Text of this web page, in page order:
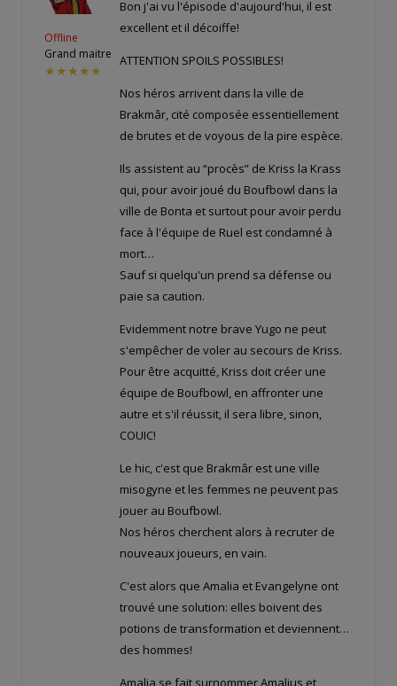
Offline
Grand maitre
★★★★★
Bon j'ai vu l'épisode d'aujourd'hui, il est
excellent et il décoiffe!
ATTENTION SPOILS POSSIBLES!
Nos héros arrivent dans la ville de
Brakmâr, cité composée essentiellement
de brutes et de voyous de la pire espèce.
Ils assistent au “procès” de Kriss la Krass
qui, pour avoir joué du Boufbowl dans la
ville de Bonta et surtout pour avoir perdu
face à l'équipe de Ruel est condamné à
mort…
Sauf si quelqu'un prend sa défense ou
paie sa caution.
Evidemment notre brave Yugo ne peut
s'empêcher de voler au secours de Kriss.
Pour être acquitté, Kriss doit créer une
équipe de Boufbowl, en affronter une
autre et s'il réussit, il sera libre, sinon,
COUIC!
Le hic, c'est que Brakmâr est une ville
misogyne et les femmes ne peuvent pas
jouer au Boufbowl.
Nos héros cherchent alors à recruter de
nouveaux joueurs, en vain.
C'est alors que Amalia et Evangelyne ont
trouvé une solution: elles boivent des
potions de transformation et deviennent…
des hommes!
Amalia se fait surnommer Amalius et